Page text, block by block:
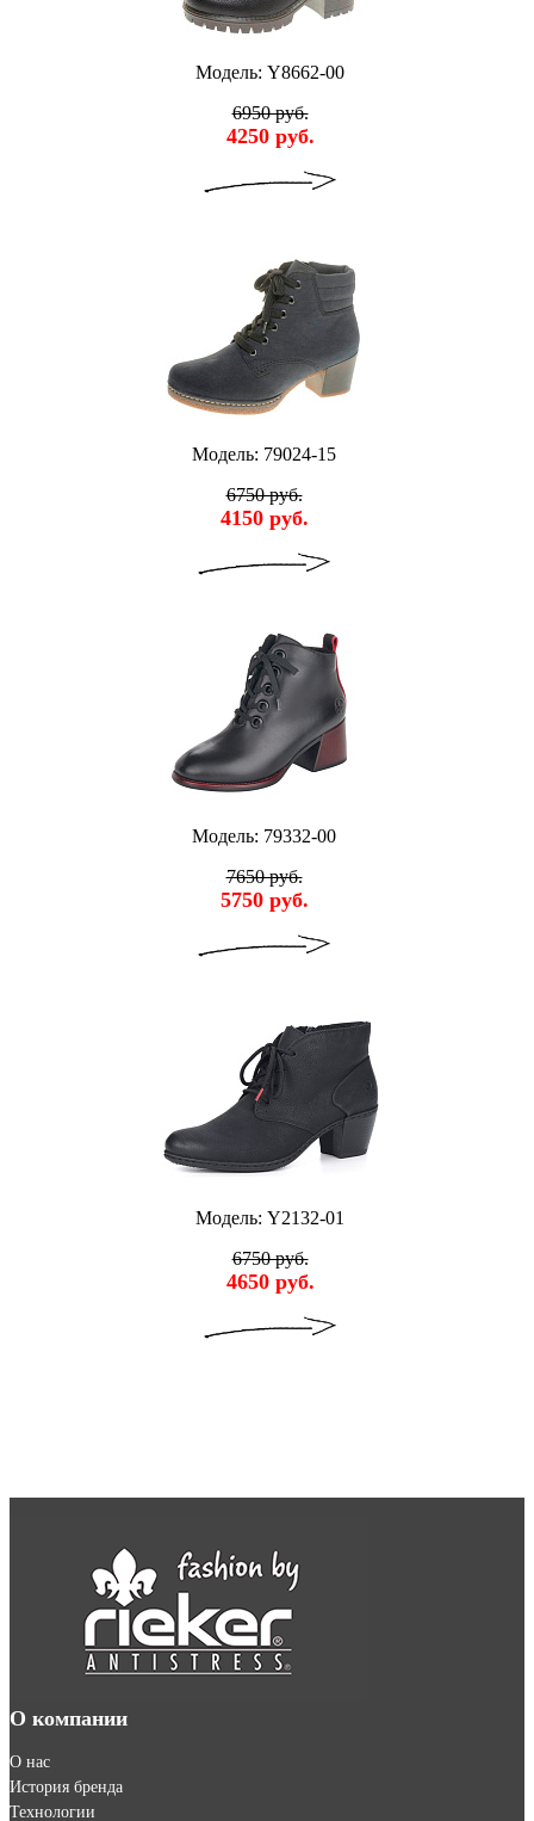
Модель: Y8662-00
6950 руб.
4250 руб.
Модель: 79024-15
6750 руб.
4150 руб.
Модель: 79332-00
7650 руб.
5750 руб.
Модель: Y2132-01
6750 руб.
4650 руб.
О компании
О нас
История бренда
Технологии